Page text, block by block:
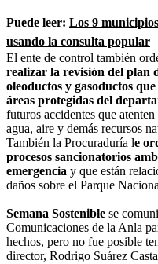
Puede leer: Los 9
usando la consulta popular
El ente de control también
realizar la revisión del plan
oleoductos y gasoductos
áreas protegidas del
futuros accidentes que
agua, aire y demás recursos
También la Procuraduría le
procesos sancionatorios
emergencia y que están
daños sobre el Parque
Semana Sostenible se
Comunicaciones de la Anla
hechos, pero no fue posible
director, Rodrigo Suárez